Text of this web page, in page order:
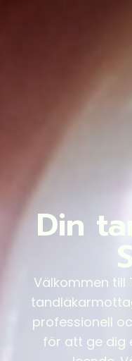
Din
Välkommen till
professionell
för att ge dig